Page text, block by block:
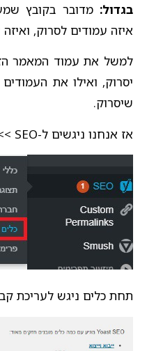
בגדול:מדובר בקובץ
איזה עמודים לסרוק,
למשל את עמוד המאמר
יסרוק, ואילו את
שיסרוק.
אז אנחנו ניגשים ל-SEO >> כלים
תחת כלים ניגש לעריכת